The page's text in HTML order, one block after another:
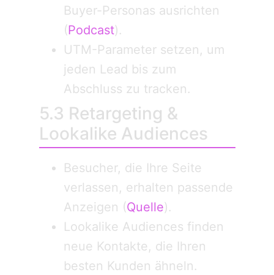
Buyer-Personas ausrichten
(Podcast).
UTM-Parameter setzen, um
jeden Lead bis zum
Abschluss zu tracken.
5.3 Retargeting &
Lookalike Audiences
Besucher, die Ihre Seite
verlassen, erhalten passende
Anzeigen (Quelle).
Lookalike Audiences finden
neue Kontakte, die Ihren
besten Kunden ähneln.